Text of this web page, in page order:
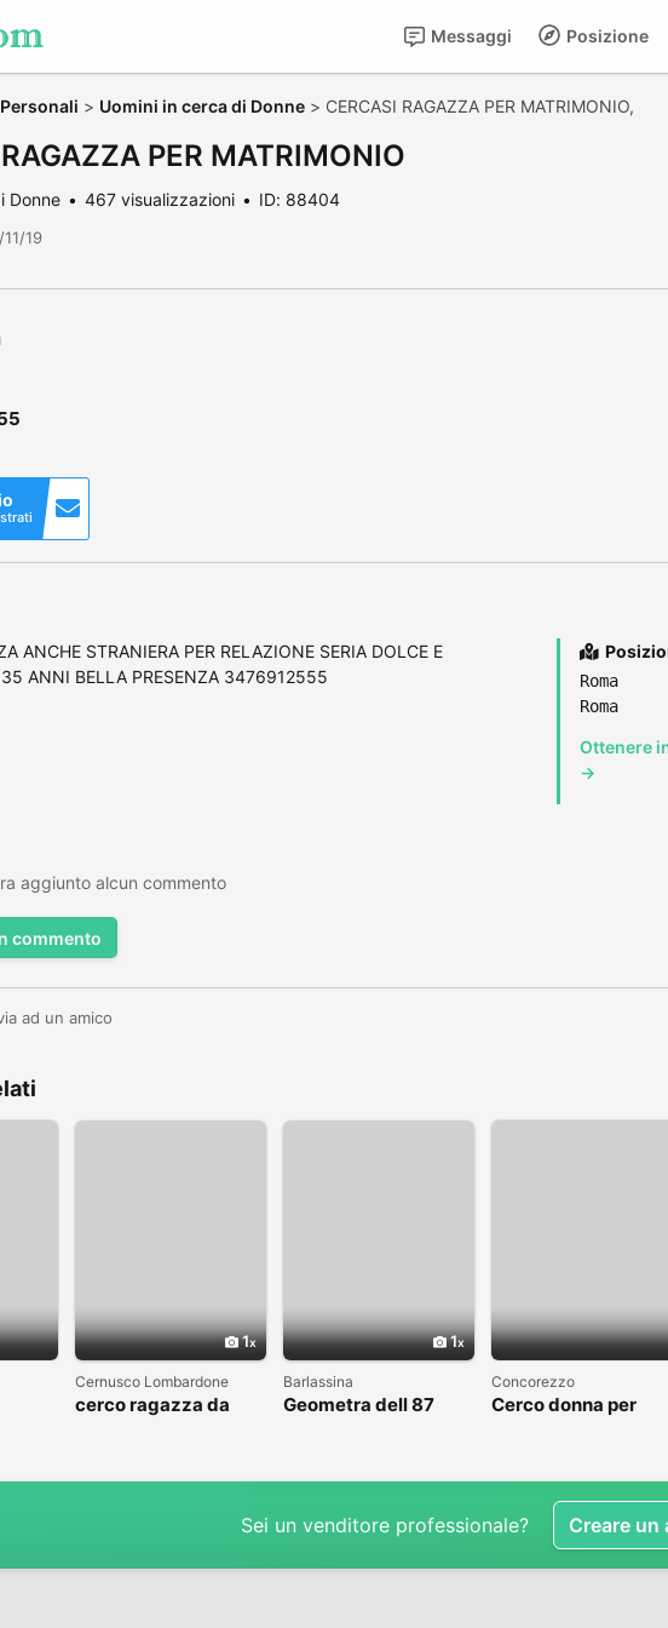
Posizione
Messaggi
Personali > Uomini in cerca di Donne > CERCASI RAGAZZA PER MATRIMONIO,
PER MATRIMONIO
Donne 467 visualizzazioni ID: 88404
19
ANCHE STRANIERA PER RELAZIONE SERIA DOLCE E
ANNI BELLA PRESENZA 3476912555
Roma
Roma
Ottenere
→
aggiunto alcun commento
commento
ad un amico
1
Cernusco Lombardone
cerco ragazza da
1
Barlassina
Geometra dell 87
Concorezzo
Cerco donna per
Sei un venditore professionale? Creare un